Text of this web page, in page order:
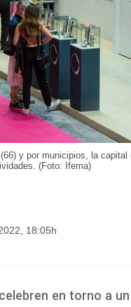
y por municipios, la capital
(Foto: Ifema)
, 18:05h
en torno a